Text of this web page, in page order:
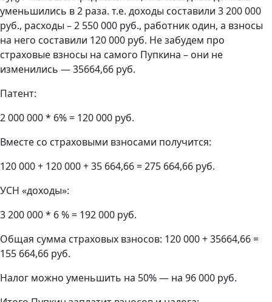
уменьшились в 2 раза. т.е. доходы составили 3 200 000
руб., расходы – 2 550 000 руб., работник один, а взносы
на него составили 120 000 руб. Не забудем про
страховые взносы на самого Пупкина – они не
изменились — 35664,66 руб.
Патент:
2 000 000 * 6% = 120 000 руб.
Вместе со страховыми взносами получится:
120 000 + 120 000 + 35 664,66 = 275 664,66 руб.
УСН «доходы»:
3 200 000 * 6 % = 192 000 руб.
Общая сумма страховых взносов: 120 000 + 35664,66 =
155 664,66 руб.
Налог можно уменьшить на 50% — на 96 000 руб.